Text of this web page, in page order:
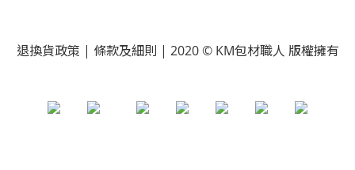
退換貨政策 | 條款及細則 | 2020 © KM包材職人 版權擁有